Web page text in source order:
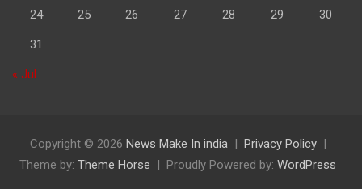
24 25 26 27 28 29 30
31
« Jul
Copyright © 2026 News Make In india
Privacy Policy
Theme by: Theme Horse Proudly Powered by: WordPress